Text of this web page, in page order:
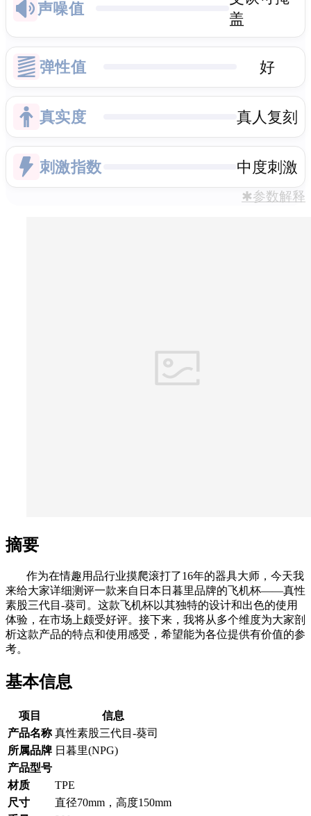
声噪值
盖
弹性值 好
真实度 真人复刻
刺激指数 中度刺激
✱参数解释
摘要
作为在情趣用品行业摸爬滚打了16年的器具大师，今天我
来给大家详细测评一款来自日本日暮里品牌的飞机杯——真性
素股三代目-葵司。这款飞机杯以其独特的设计和出色的使用
体验，在市场上颇受好评。接下来，我将从多个维度为大家剖
析这款产品的特点和使用感受，希望能为各位提供有价值的参
考。
基本信息
项目
信息
产品名称 真性素股三代目-葵司
所属品牌 日暮里(NPG)
产品型号
材质
TPE
尺寸
直径70mm，高度150mm